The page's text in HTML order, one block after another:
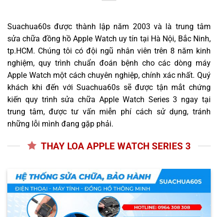
Suachua60s được thành lập năm 2003 và là trung tâm
sửa chữa đồng hồ Apple Watch uy tín tại Hà Nội, Bắc Ninh,
tp.HCM. Chúng tôi có đội ngũ nhân viên trên 8 năm kinh
nghiệm, quy trình chuẩn đoán bệnh cho các dòng máy
Apple Watch một cách chuyên nghiệp, chính xác nhất. Quý
khách khi đến với Suachua60s sẽ được tận mắt chứng
kiến quy trình sửa chữa Apple Watch Series 3 ngay tại
trung tâm, được tư vấn miễn phí cách sử dụng, tránh
những lỗi mình đang gặp phải.
THAY LOA APPLE WATCH SERIES 3